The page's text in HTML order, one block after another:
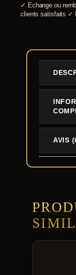
✓ Echange ou
clients satisfaits ✓
AVIS